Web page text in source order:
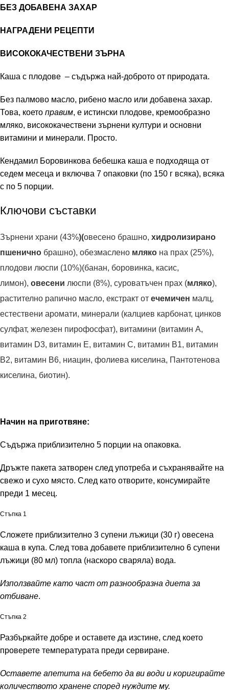
БЕЗ ДОБАВЕНА ЗАХАР
НАГРАДЕНИ РЕЦЕПТИ
ВИСОКОКАЧЕСТВЕНИ ЗЪРНА
Каша с плодове – съдържа най-доброто от природата.
Без палмово масло, рибено масло или добавена захар.
Това, което правим, е истински плодове, кремообразно
мляко, висококачествени зърнени култури и основни
витамини и минерали. Просто.
Кендамил Боровинкова бебешка каша е подходяща от
седем месеца и включва 7 опаковки (по 150 г всяка), всяка
с по 5 порции.
Ключови съставки
Зърнени храни (43%)(овесено брашно, хидролизирано
пшенично брашно), обезмаслено мляко на прах (25%),
плодови люспи (10%)(банан, боровинка, касис,
лимон), овесени люспи (8%), суроватъчен прах (мляко),
растително рапично масло, екстракт от ечемичен малц,
естествени аромати, минерали (калциев карбонат, цинков
сулфат, железен пирофосфат), витамини (витамин A,
витамин D3, витамин E, витамин C, витамин B1, витамин
B2, витамин B6, ниацин, фолиева киселина, Пантотенова
киселина, биотин).
Начин на приготвяне:
Съдържа приблизително 5 порции на опаковка.
Дръжте пакета затворен след употреба и съхранявайте на
свежо и сухо място. След като отворите, консумирайте
преди 1 месец.
Стъпка 1
Сложете приблизително 3 супени лъжици (30 г) овесена
каша в купа. След това добавете приблизително 6 супени
лъжици (80 мл) топла (наскоро сваряла) вода.
Използвайте като част от разнообразна диета за
отбиване.
Стъпка 2
Разбъркайте добре и оставете да изстине, след което
проверете температурата преди сервиране.
Оставете апетита на бебето да ви води и коригирайте
количеството хранене според нуждите му.